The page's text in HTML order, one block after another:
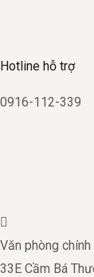
Hotline hỗ trợ
0916-112-339
Văn phòng chính
33E Cầm Bá